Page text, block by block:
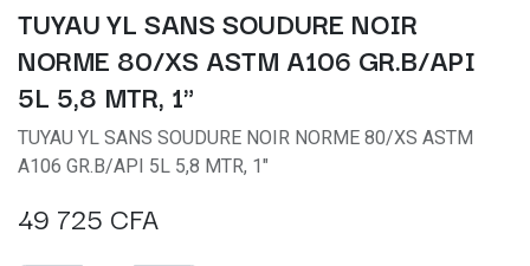
TUYAU YL SANS SOUDURE NOIR
NORME 80/XS ASTM A106 GR.B/API
5L 5,8 MTR, 1"
TUYAU YL SANS SOUDURE NOIR NORME 80/XS ASTM
A106 GR.B/API 5L 5,8 MTR, 1"
49 725 CFA